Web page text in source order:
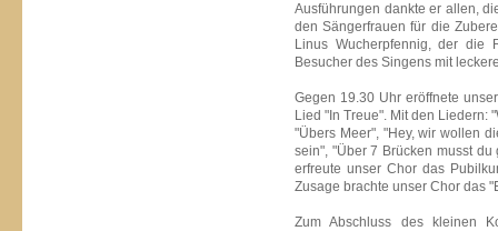
Ausführungen dankte er allen,
den Sängerfrauen für die
Linus Wucherpfennig, der die
Besucher des Singens mit
Gegen 19.30 Uhr eröffnete
Lied "In Treue". Mit den Liedern:
"Übers Meer", "Hey, wir wollen
sein", "Über 7 Brücken musst du
erfreute unser Chor das
Zusage brachte unser Chor das
Zum Abschluss des kleinen